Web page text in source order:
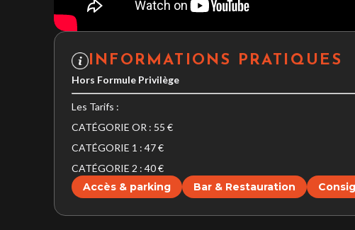
INFORMATIONS PRATIQUES
Hors Formule Privilège
Les Tarifs :
CATÉGORIE OR : 55 €
CATÉGORIE 1 : 47 €
CATÉGORIE 2 : 40 €
Accès & parking Bar & Restauration